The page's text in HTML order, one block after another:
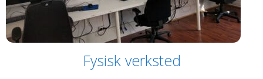
Fysisk verksted